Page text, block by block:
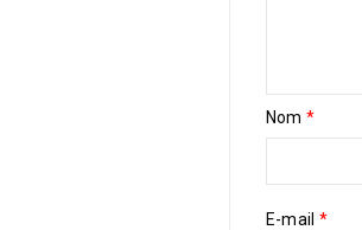
Nom *
E-mail *